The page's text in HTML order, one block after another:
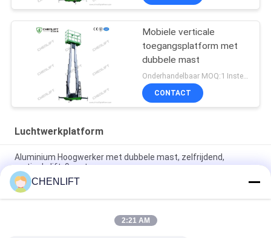
Mobiele verticale
toegangsplatform met
dubbele mast
Onderhandelbaar MOQ:1 Instellen
CONTACT
Luchtwerkplatform
Aluminium Hoogwerker met dubbele mast, zelfrijdend,
verticale lift, 9 meter
10 meter hoog luchtwerkplatform met dubbele masten
Hydraulische verticale lifttafel
Aluminium Type Hoogwerker met Hefhoogte 14m
CHENLIFT
2:21 AM